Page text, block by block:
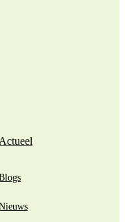
Actueel